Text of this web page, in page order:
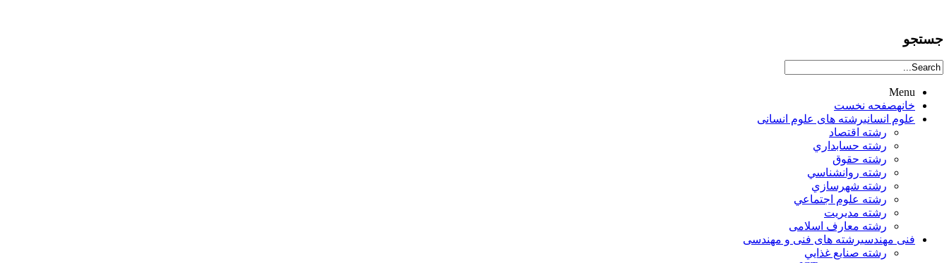
جستجو
Menu
خانهصفحه نخست
علوم انسانيرشته های علوم انسانی
رشته اقتصاد
رشته حسابداري
رشته حقوق
رشته روانشناسي
رشته شهرسازي
رشته علوم اجتماعي
رشته مديريت
رشته معارف اسلامی
فنی مهندسیرشته های فنی و مهندسی
رشته صنايع غذايي